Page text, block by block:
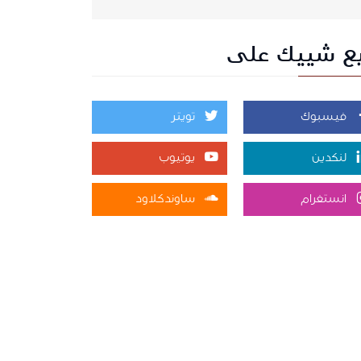
شييك على
فيسبوك تويتر
لنكدين يوتيوب
انستغرام ساوندكلاود